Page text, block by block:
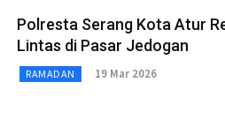
Polresta Serang Kota Atur
Lintas di Pasar Jedogan
RAMADAN 19 Mar 2026